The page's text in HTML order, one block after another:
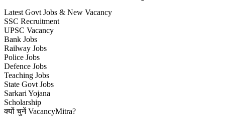
Latest Govt Jobs & New Vacancy
SSC Recruitment
UPSC Vacancy
Bank Jobs
Railway Jobs
Police Jobs
Defence Jobs
Teaching Jobs
State Govt Jobs
Sarkari Yojana
Scholarship
क्यों चुनें VacancyMitra?